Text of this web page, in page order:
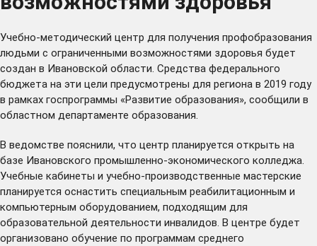
Учебно-методический центр для получения профобразования
людьми с ограниченными возможностями здоровья будет
создан в Ивановской области. Средства федерального
бюджета на эти цели предусмотрены для региона в 2019 году
в рамках госпрограммы «Развитие образования», сообщили в
областном департаменте образования.
В ведомстве пояснили, что центр планируется открыть на
базе Ивановского промышленно-экономического колледжа.
Учебные кабинеты и учебно-производственные мастерские
планируется оснастить специальным реабилитационным и
компьютерным оборудованием, подходящим для
образовательной деятельности инвалидов. В центре будет
организовано обучение по программам среднего